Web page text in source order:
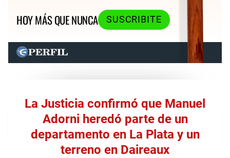
HOY MÁS QUE NUNCA
SUSCRIBITE
La Justicia confirmó que Manuel
Adorni heredó parte de un
departamento en La Plata y un
terreno en Daireaux